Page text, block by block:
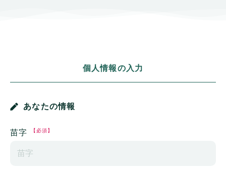
個人情報の入力
あなたの情報
苗字 【必須】